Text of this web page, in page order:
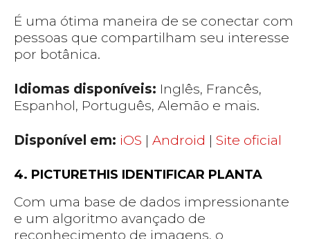
É uma ótima maneira de se conectar com
pessoas que compartilham seu interesse
por botânica.
Idiomas disponíveis: Inglês, Francês,
Espanhol, Português, Alemão e mais.
Disponível em: iOS | Android | Site oficial
4. PICTURETHIS IDENTIFICAR PLANTA
Com uma base de dados impressionante
e um algoritmo avançado de
reconhecimento de imagens, o